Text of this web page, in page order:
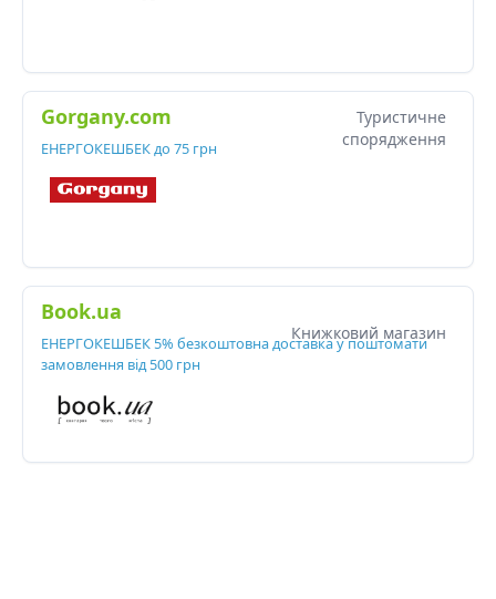
Gorgany.com
ЕНЕРГОКЕШБЕК до 75 грн
Туристичне
спорядження
Book.ua
ЕНЕРГОКЕШБЕК 5% безкоштовна доставка у поштомати
замовлення від 500 грн
Книжковий магазин